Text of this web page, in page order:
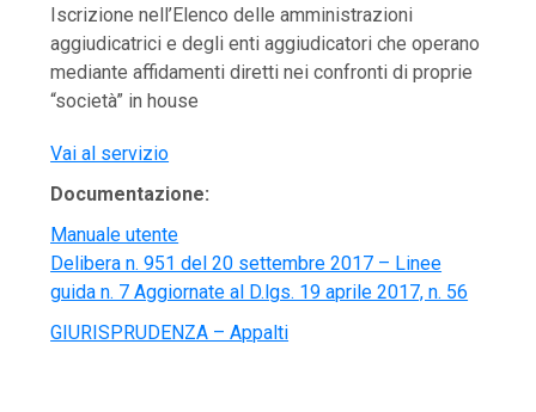
Iscrizione nell’Elenco delle amministrazioni
aggiudicatrici e degli enti aggiudicatori che operano
mediante affidamenti diretti nei confronti di proprie
“società” in house
Vai al servizio
Documentazione:
Manuale utente
Delibera n. 951 del 20 settembre 2017 – Linee
guida n. 7 Aggiornate al D.lgs. 19 aprile 2017, n. 56
GIURISPRUDENZA – Appalti